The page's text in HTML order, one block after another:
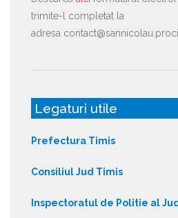
trimite-l completat la
adresa
Legaturi utile
Prefectura Timis
Consiliul Jud Timis
Inspectoratul de Politie al